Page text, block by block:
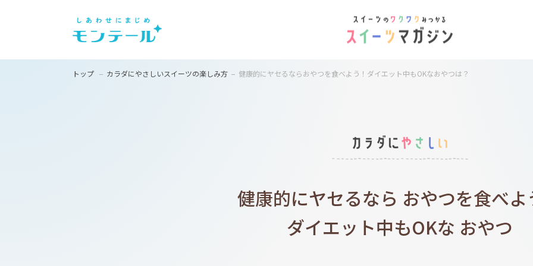
トップ カラダにやさしいスイーツの楽しみ方 健康的にヤセるならおやつを食べよう！ダイエット中もOKなおやつは？
健康的にヤセるなら おやつを食べよ
ダイエット中もOKな おやつ